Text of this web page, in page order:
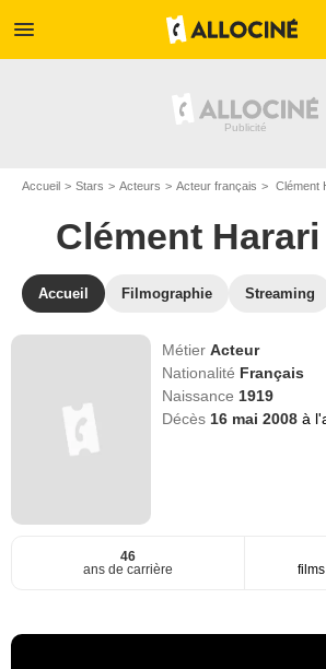
menu
Accueil Stars Acteurs Acteur français Clément
Clément Harari
Accueil Filmographie Streaming
MétierActeur
Nationalité Français
Naissance 1919
Décès 16 mai 2008à
46
ans de carrière